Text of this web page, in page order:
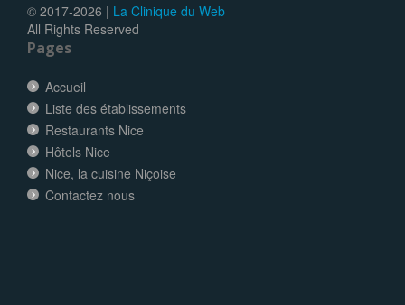
© 2017-2026 | La Clinique du Web
All Rights Reserved
Pages
Accueil
Liste des établissements
Restaurants Nice
Hôtels Nice
Nice, la cuisine Niçoise
Contactez nous